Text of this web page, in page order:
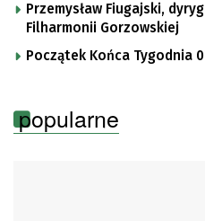
Przemysław Fiugajski,
Filharmonii Gorzowskiej
Początek Końca Tygodnia
popularne